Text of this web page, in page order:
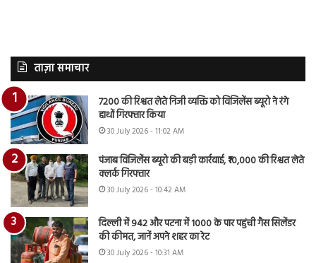
ताज़ा समाचार
7200 की रिश्वत लेते निजी व्यक्ति को विजिलेंस ब्यूरो ने रंगे
हाथों गिरफ्तार किया
30 July 2026 - 11:02 AM
पंजाब विजिलेंस ब्यूरो की बड़ी कार्रवाई, ₹10,000 की रिश्वत लेते
क्लर्क गिरफ्तार
30 July 2026 - 10:42 AM
दिल्ली में 942 और पटना में 1000 के पार पहुंची गैस सिलेंडर
की कीमत, जानें अपने शहर का रेट
30 July 2026 - 10:31 AM